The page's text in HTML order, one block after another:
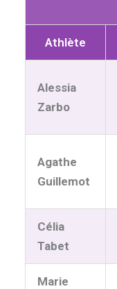
Athlète
Alessia
Zarbo
Agathe
Guillemot
Célia
Tabet
Marie